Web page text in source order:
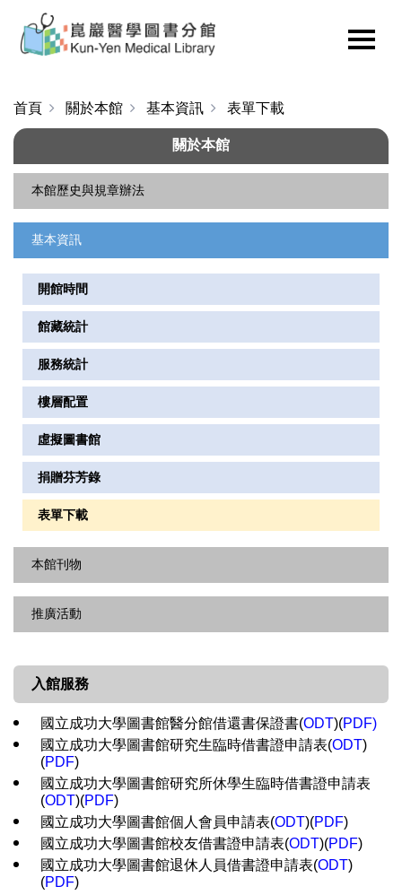
首頁 關於本館 基本資訊 表單下載
關於本館
本館歷史與規章辦法
本館歷史
組織架構與業務職掌
本館與醫學院的故事
圖書館法規
醫學院圖書館委員會
基本資訊
開館時間
館藏統計
服務統計
樓層配置
虛擬圖書館
捐贈芬芳錄
表單下載
本館刊物
醫分館簡訊
推廣活動
最新消息
講習課程
活動精選
入館服務
國立成功大學圖書館醫分館借還書保證書(ODT)(PDF)
國立成功大學圖書館研究生臨時借書證申請表(ODT)
(PDF)
國立成功大學圖書館研究所休學生臨時借書證申請表
(ODT)(PDF)
國立成功大學圖書館個人會員申請表(ODT)(PDF)
國立成功大學圖書館校友借書證申請表(ODT)(PDF)
國立成功大學圖書館退休人員借書證申請表(ODT)
(PDF)